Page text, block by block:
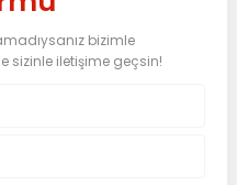
bizimle
sizinle iletişime geçsin!